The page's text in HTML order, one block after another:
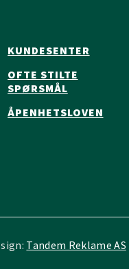
KUNDESENTER
OFTE STILTE
SPØRSMÅL
ÅPENHETSLOVEN
Tandem Reklame AS